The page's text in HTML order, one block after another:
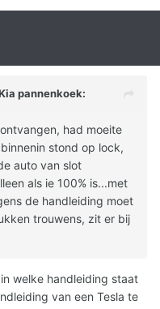
pannenkoek:
had moeite
stond op lock,
auto van slot
als ie 100% is...met
de handleiding moet
trouwens, zit er bij
welke handleiding staat
van een Tesla te